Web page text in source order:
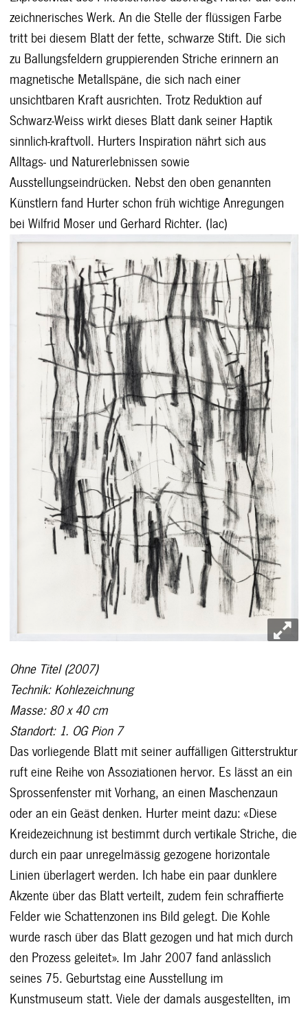
zeichnerisches Werk. An die Stelle der flüssigen Farbe
tritt bei diesem Blatt der fette, schwarze Stift. Die sich
zu Ballungsfeldern gruppierenden Striche erinnern an
magnetische Metallspäne, die sich nach einer
unsichtbaren Kraft ausrichten. Trotz Reduktion auf
Schwarz-Weiss wirkt dieses Blatt dank seiner Haptik
sinnlich-kraftvoll. Hurters Inspiration nährt sich aus
Alltags- und Naturerlebnissen sowie
Ausstellungseindrücken. Nebst den oben genannten
Künstlern fand Hurter schon früh wichtige Anregungen
bei Wilfrid Moser und Gerhard Richter. (lac)
Ohne Titel (2007)
Technik: Kohlezeichnung
Masse: 80 x 40 cm
Standort: 1. OG Pion 7
Das vorliegende Blatt mit seiner auffälligen Gitterstruktur
ruft eine Reihe von Assoziationen hervor. Es lässt an ein
Sprossenfenster mit Vorhang, an einen Maschenzaun
oder an ein Geäst denken. Hurter meint dazu: «Diese
Kreidezeichnung ist bestimmt durch vertikale Striche, die
durch ein paar unregelmässig gezogene horizontale
Linien überlagert werden. Ich habe ein paar dunklere
Akzente über das Blatt verteilt, zudem fein schraffierte
Felder wie Schattenzonen ins Bild gelegt. Die Kohle
wurde rasch über das Blatt gezogen und hat mich durch
den Prozess geleitet». Im Jahr 2007 fand anlässlich
seines 75. Geburtstag eine Ausstellung im
Kunstmuseum statt. Viele der damals ausgestellten, im